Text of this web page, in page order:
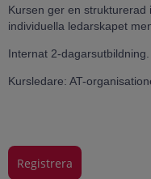
Kursen ger en
individuella ledarskapet
Internat 2-dagarsutbildning.
Kursledare: AT-